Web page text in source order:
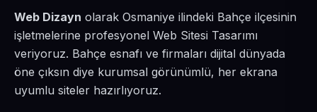
Web Dizayn olarak Osmaniye ilindeki Bahçe ilçesinin
işletmelerine profesyonel Web Sitesi Tasarımı
veriyoruz. Bahçe esnafı ve firmaları dijital dünyada
öne çıksın diye kurumsal görünümlü, her ekrana
uyumlu siteler hazırlıyoruz.